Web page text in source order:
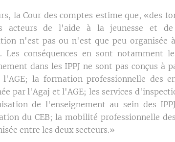
la Cour des comptes estime que, «des
acteurs de l'aide à la jeunesse et de
n'est pas ou n'est que peu organisée
Les conséquences en sont notamment
dans les IPPJ ne sont pas conçus à
la formation professionnelle des
par l'Agaj et l'AGE; les services
de l'enseignement au sein des
du CEB; la mobilité professionnelle
entre les deux secteurs.»